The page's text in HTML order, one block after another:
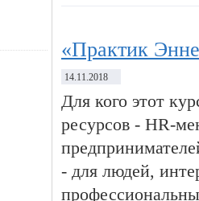
«Практик
14.11.2018
Для кого этот
ресурсов - HR-
- для людей,